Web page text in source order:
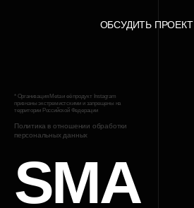
ОБСУДИТЬ ПРОЕКТ
SMA
* Организация Meta и её продукт Instagram
признаны экстремистскими и запрещены на
территории Российской Федерации
Политика в отношении обработки
персональных данных